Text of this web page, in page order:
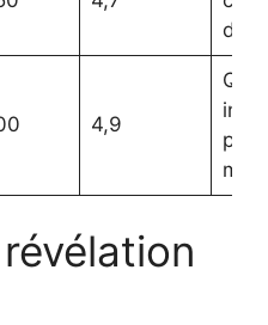
4,9
mer